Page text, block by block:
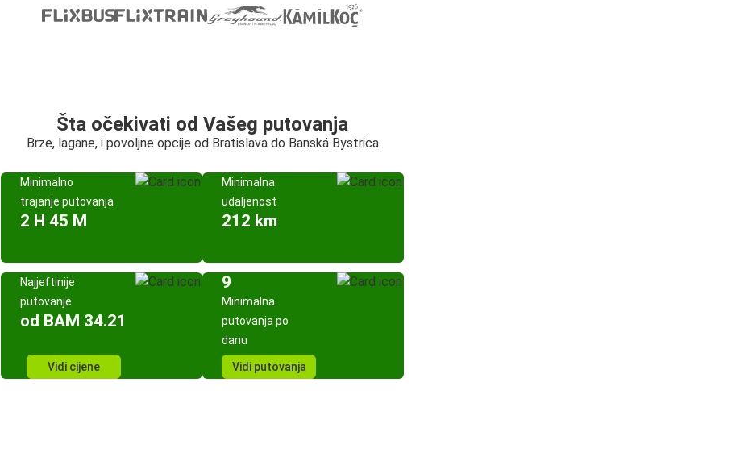
Šta očekivati od Vašeg putovanja
Brze, lagane, i povoljne opcije od Bratislava do Banská Bystrica
Minimalno
trajanje putovanja
2 H 45 M
Minimalna
udaljenost
212 km
Najjeftinije
putovanje
od BAM 34.21
Vidi cijene
9
Minimalna
putovanja po
danu
Vidi putovanja